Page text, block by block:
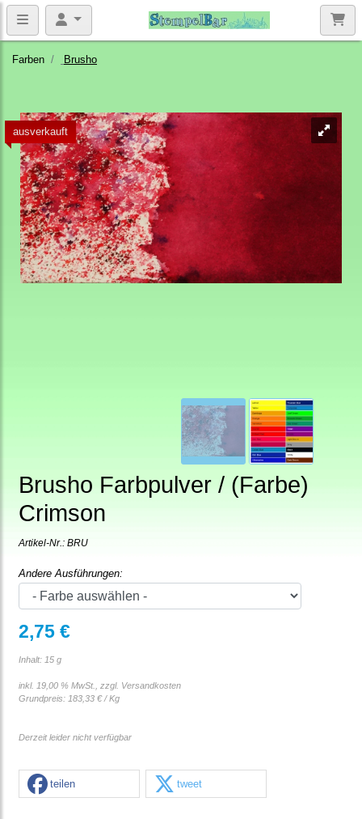
Farben Brusho
ausverkauft
Brusho Farbpulver / (Farbe)
Crimson
Artikel-Nr.: BRU
Andere Ausführungen:
2,75 €
Inhalt: 15 g
inkl. 19,00 % MwSt., zzgl. Versandkosten
Grundpreis: 183,33 € / Kg
Derzeit leider nicht verfügbar
teilen tweet